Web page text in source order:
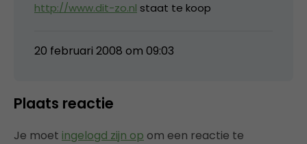
http://www.dit-zo.nl staat te koop
20 februari 2008 om 09:03
Plaats reactie
Je moet ingelogd zijn op om een reactie te